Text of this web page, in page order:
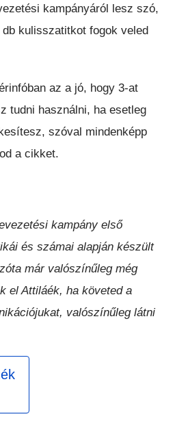
kampányáról lesz szó,
kulisszatitkot fogok veled
az a jó, hogy 3-at
tudni használni, ha esetleg
szóval mindenképp
a cikket.
kampány első
és számai alapján készült
már valószínűleg még
el Attiláék, ha követed a
valószínűleg látni